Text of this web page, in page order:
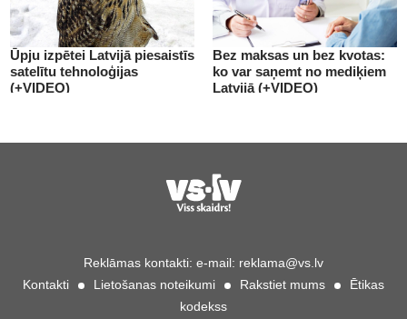
Ūpju izpētei Latvijā piesaistīs
satelītu tehnoloģijas
(+VIDEO)
Bez maksas un bez kvotas:
ko var saņemt no mediķiem
Latvijā (+VIDEO)
Reklāmas kontakti: e-mail: reklama@vs.lv
Kontakti
Lietošanas noteikumi Rakstiet mums
Ētikas
kodekss